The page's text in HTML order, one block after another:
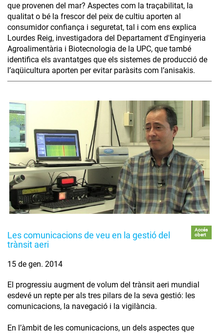
que provenen del mar? Aspectes com la traçabilitat, la
qualitat o bé la frescor del peix de cultiu aporten al
consumidor confiança i seguretat, tal i com ens explica
Lourdes Reig, investigadora del Departament d'Enginyeria
Agroalimentària i Biotecnologia de la UPC, que també
identifica els avantatges que els sistemes de producció de
l’aqüicultura aporten per evitar paràsits com l’anisakis.
Les comunicacions de veu en la gestió del
trànsit aeri
Accés
obert
15 de gen. 2014
El progressiu augment de volum del trànsit aeri mundial
esdevé un repte per als tres pilars de la seva gestió: les
comunicacions, la navegació i la vigilància.
En l’àmbit de les comunicacions, un dels aspectes que